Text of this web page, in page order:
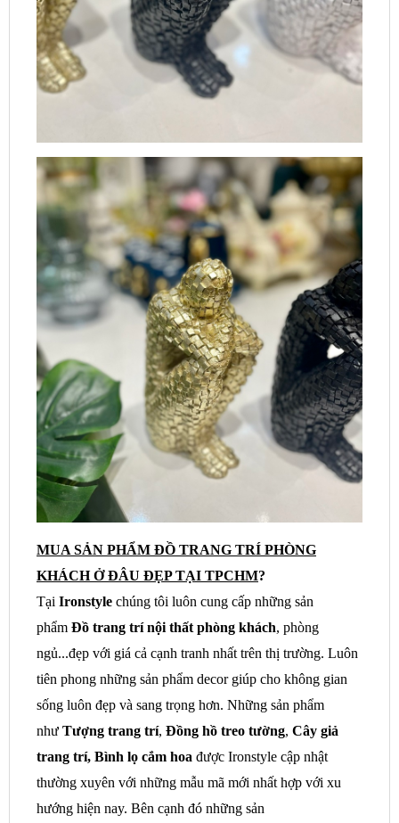
MUA SẢN PHẨM ĐỒ TRANG TRÍ PHÒNG
KHÁCH Ở ĐÂU ĐẸP TẠI TPCHM?
Tại Ironstyle chúng tôi luôn cung cấp những sản
phẩm Đồ trang trí nội thất phòng khách, phòng
ngủ...đẹp với giá cả cạnh tranh nhất trên thị trường. Luôn
tiên phong những sản phẩm decor giúp cho không gian
sống luôn đẹp và sang trọng hơn. Những sản phẩm
như Tượng trang trí, Đồng hồ treo tường, Cây giả
trang trí, Bình lọ cắm hoa được Ironstyle cập nhật
thường xuyên với những mẫu mã mới nhất hợp với xu
hướng hiện nay. Bên cạnh đó những sản